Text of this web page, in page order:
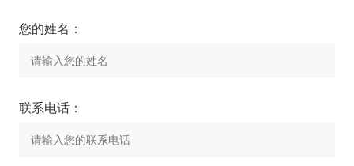
您的姓名：
联系电话：